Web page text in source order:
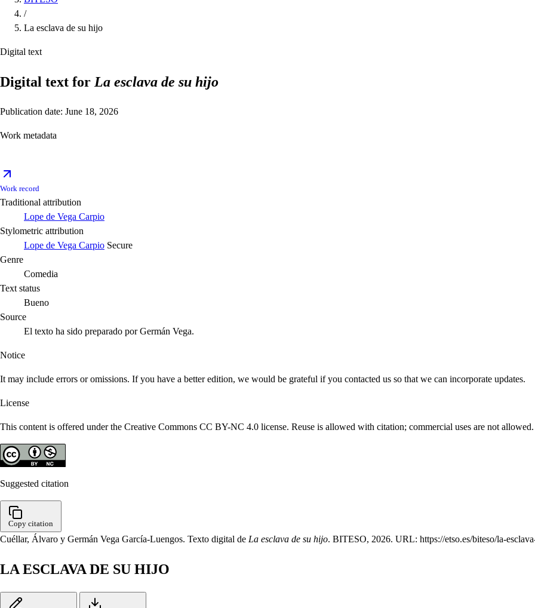
/
La esclava de su hijo
Digital text
Digital text for La esclava de su hijo
Publication date: June 18, 2026
Work metadata
Work record
Traditional attribution
Lope de Vega Carpio
Stylometric attribution
Lope de Vega Carpio Secure
Genre
Comedia
Text status
Bueno
Source
El texto ha sido preparado por Germán Vega.
Notice
It may include errors or omissions. If you have a better edition, we would be grateful if you contacted us so that we can incorporate updates.
License
This content is offered under the Creative Commons CC BY-NC 4.0 license. Reuse is allowed with citation; commercial uses are not allowed.
Suggested citation
Copy citation
Cuéllar, Álvaro y Germán Vega García-Luengos. Texto digital de La esclava de su hijo. BITESO, 2026. URL: https://etso.es/biteso/la-
LA ESCLAVA DE SU HIJO